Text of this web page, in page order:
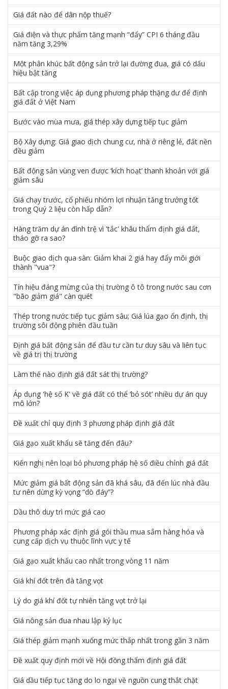
Giá đất nào để dân nộp thuế?
Giá điện và thực phẩm tăng mạnh “đẩy” CPI 6 tháng đầu
năm tăng 3,29%
Một phân khúc bất động sản trở lại đường đua, giá có dấu
hiệu bật tăng
Bất cập trong việc áp dụng phương pháp thặng dư để định
giá đất ở Việt Nam
Bước vào mùa mưa, giá thép xây dựng tiếp tục giảm
Bộ Xây dựng: Giá giao dịch chung cư, nhà ở riêng lẻ, đất nền
đều giảm
Bất động sản vùng ven được ‘kích hoạt’ thanh khoản với giá
giảm sâu
Giá chạy trước, cổ phiếu nhóm lợi nhuận tăng trưởng tốt
trong Quý 2 liệu còn hấp dẫn?
Hàng trăm dự án đình trệ vì 'tắc' khâu thẩm định giá đất,
tháo gỡ ra sao?
Buộc giao dịch qua sàn: Giảm khai 2 giá hay đẩy môi giới
thành "vua"?
Tín hiệu đáng mừng của thị trường ô tô trong nước sau cơn
"bão giảm giá" càn quét
Thép trong nước tiếp tục giảm sâu; Giá lúa gạo ổn định, thị
trường sôi động phiên đầu tuần
Định giá bất động sản để đầu tư cần tư duy sâu và liên tục
về giá trị thị trường
Làm thế nào định giá đất sát thị trường?
Áp dụng 'hệ số K' về giá đất có thể ‘bỏ sót’ nhiều dự án quy
mô lớn?
Đề xuất chỉ quy định 3 phương pháp định giá đất
Giá gạo xuất khẩu sẽ tăng đến đâu?
Kiến nghị nên loại bỏ phương pháp hệ số điều chỉnh giá đất
Mức giảm giá bất động sản đã khá sâu, đã đến lúc nhà đầu
tư nên dừng kỳ vọng “dò đáy”?
Dầu thô duy trì mức giá cao
Phương pháp xác định giá gói thầu mua sắm hàng hóa và
cung cấp dịch vụ thuộc lĩnh vực y tế
Giá gạo xuất khẩu cao nhất trong vòng 11 năm
Giá khí đốt trên đà tăng vọt
Lý do giá khí đốt tự nhiên tăng vọt trở lại
Giá nông sản đua nhau lập kỷ lục
Giá thép giảm mạnh xuống mức thấp nhất trong gần 3 năm
Đề xuất quy định mới về Hội đồng thẩm định giá đất
Giá dầu tiếp tục tăng do lo ngại về nguồn cung thắt chặt